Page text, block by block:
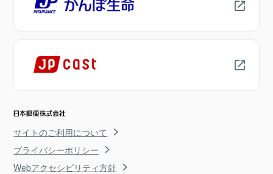
サイトのご利用について
プライバシーポリシー
Webアクセシビリティ方針